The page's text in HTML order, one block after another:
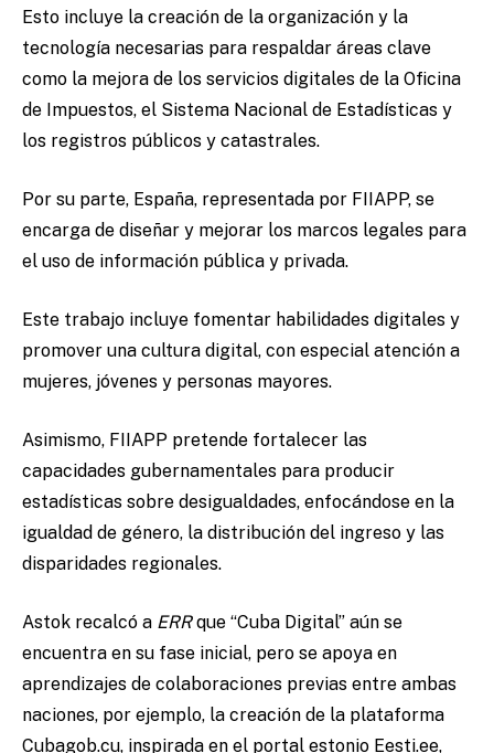
Esto incluye la creación de la organización y la
tecnología necesarias para respaldar áreas clave
como la mejora de los servicios digitales de la Oficina
de Impuestos, el Sistema Nacional de Estadísticas y
los registros públicos y catastrales.
Por su parte, España, representada por FIIAPP, se
encarga de diseñar y mejorar los marcos legales para
el uso de información pública y privada.
Este trabajo incluye fomentar habilidades digitales y
promover una cultura digital, con especial atención a
mujeres, jóvenes y personas mayores.
Asimismo, FIIAPP pretende fortalecer las
capacidades gubernamentales para producir
estadísticas sobre desigualdades, enfocándose en la
igualdad de género, la distribución del ingreso y las
disparidades regionales.
Astok recalcó a ERRque “Cuba Digital” aún se
encuentra en su fase inicial, pero se apoya en
aprendizajes de colaboraciones previas entre ambas
naciones, por ejemplo, la creación de la plataforma
Cubagob.cu, inspirada en el portal estonio Eesti.ee,